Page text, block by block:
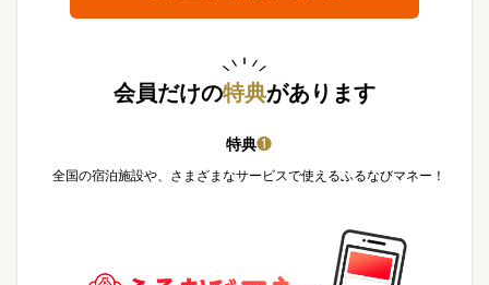
会員だけの特典があります
特典❶
全国の宿泊施設や、さまざまなサービスで使えるふるなびマネー！